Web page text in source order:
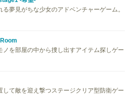
る夢見がちな少女のアドベンチャーゲーム。
ノを部屋の中から捜し出すアイテム探しゲー
して敵を迎え撃つステージクリア型防衛ゲー